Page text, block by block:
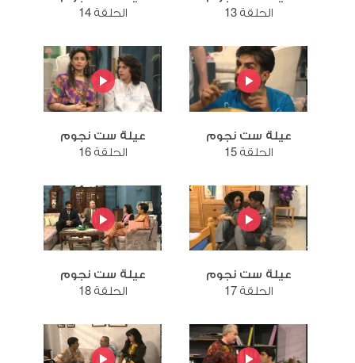
الحلقة 13
الحلقة 14
عيلة ست نجوم
الحلقة 15
عيلة ست نجوم
الحلقة 16
عيلة ست نجوم
الحلقة 17
عيلة ست نجوم
الحلقة 18